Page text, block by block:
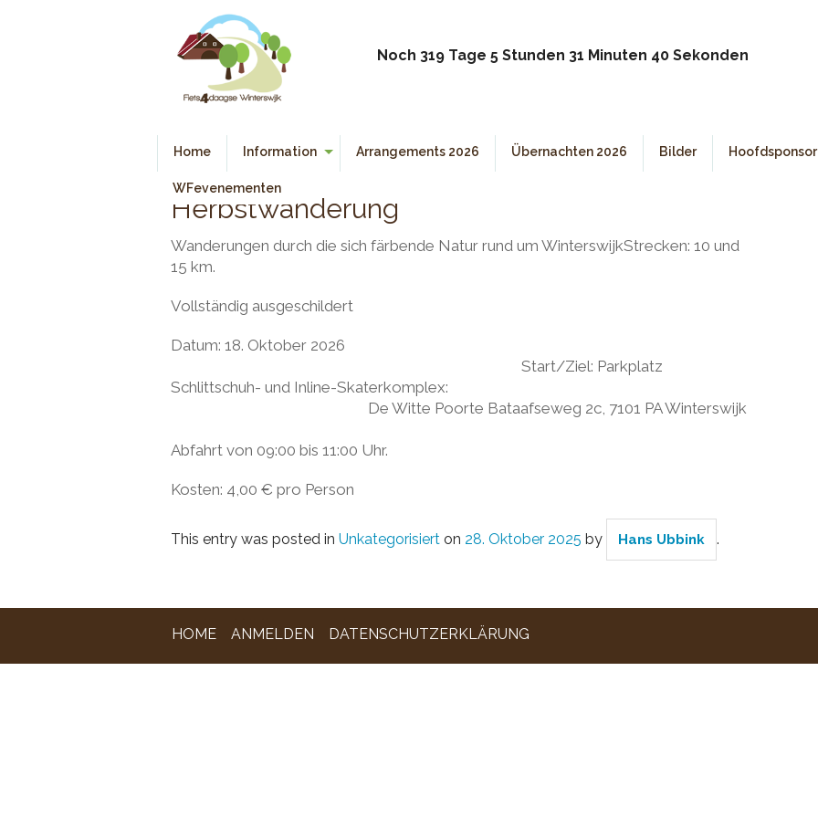
Noch 319 Tage 5 Stunden 31 Minuten 40 Sekonden
Home Information
Allgemeine Information
Informationen Für Teilnehmer
Bedingungen
Arrangements 2026 Übernachten 2026 Bilder
WFevenementen
Herbstwanderung
Wanderungen durch die sich färbende Natur rund um WinterswijkStrecken: 10 und
15 km.
Vollständig ausgeschildert
Datum: 18. Oktober 2026
Start/Ziel: Parkplatz
Schlittschuh- und Inline-Skaterkomplex:
De Witte Poorte Bataafseweg 2c, 7101 PA Winterswijk
Abfahrt von 09:00 bis 11:00 Uhr.
Kosten: 4,00 € pro Person
This entry was posted in Unkategorisiert on 28. Oktober 2025 by Hans Ubbink .
HOME ANMELDEN DATENSCHUTZERKLÄRUNG